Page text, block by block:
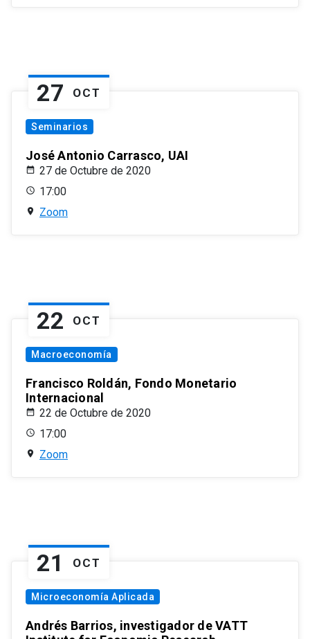
27 OCT
Seminarios
José Antonio Carrasco, UAI
27 de Octubre de 2020
17:00
Zoom
22 OCT
Macroeconomía
Francisco Roldán, Fondo Monetario
Internacional
22 de Octubre de 2020
17:00
Zoom
21 OCT
Microeconomía Aplicada
Andrés Barrios, investigador de VATT